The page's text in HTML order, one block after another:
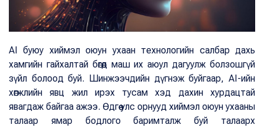
AI буюу хиймэл оюун ухаан технологийн салбар дахь
хамгийн гайхалтай бөгөөд маш их аюул дагуулж болзошгүй
зүйл болоод буй. Шинжээчдийн дүгнэж буйгаар, AI-ийн
хөгжлийн явц жил ирэх тусам хэд дахин хурдацтай
явагдаж байгаа ажээ. Өдгөө улс орнууд хиймэл оюун ухааны
талаар ямар бодлого баримталж буй талаарх